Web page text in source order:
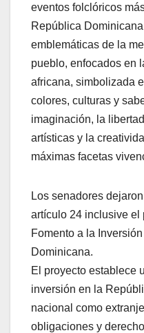
eventos folclóricos
República
emblemáticas de la
pueblo, enfocados en
africana, simbolizada
colores, culturas y
imaginación, la
artísticas y la
máximas facetas
Los senadores
artículo 24 inclusive el
Fomento a la
Dominicana.
El proyecto establece
inversión en la
nacional como
obligaciones y